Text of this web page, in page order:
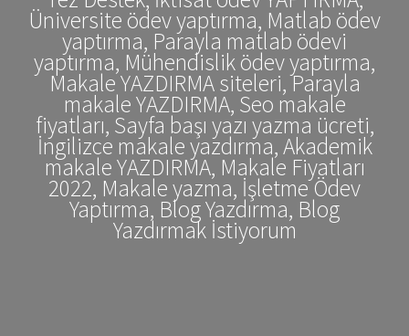
Üniversite ödev yaptırma, Matlab ödev
yaptırma, Parayla matlab ödevi
yaptırma, Mühendislik ödev yaptırma,
Makale YAZDIRMA siteleri, Parayla
makale YAZDIRMA, Seo makale
fiyatları, Sayfa başı yazı yazma ücreti,
İngilizce makale yazdırma, Akademik
makale YAZDIRMA, Makale Fiyatları
2022, Makale yazma, İşletme Ödev
Yaptırma, Blog Yazdırma, Blog
Yazdırmak İstiyorum